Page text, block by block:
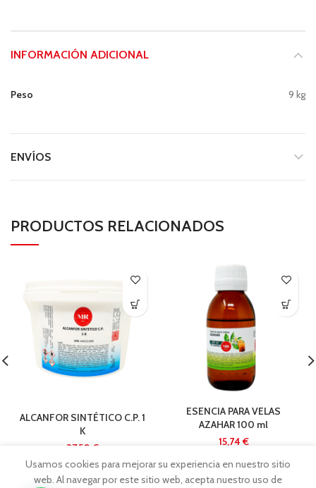
INFORMACIÓN ADICIONAL
Peso 9 kg
ENVÍOS
PRODUCTOS RELACIONADOS
ALCANFOR SINTÉTICO C.P. 1
K
€
ESENCIA PARA VELAS
AZAHAR 100 ml
€
Usamos cookies para mejorar su experiencia en nuestro sitio
web. Al navegar por este sitio web, acepta nuestro uso de